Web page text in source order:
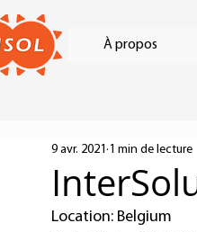
À propos
9 avr. 2021 1 min de lecture
Location: Belgium